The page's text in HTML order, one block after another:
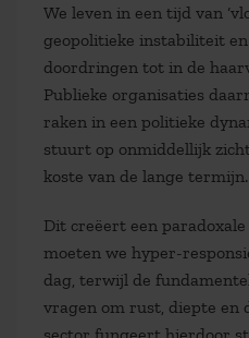
We leven in een tijd van
geopolitieke instabiliteit
doordringen tot in de
Publieke organisaties
raken in een politieke
stuurt op onmiddellijk
koste van de lange termijn.
Dit creëert een
moeten we hyper-
dag, terwijl de
vragen om rust, diepte en
sector fungeert hierdoor